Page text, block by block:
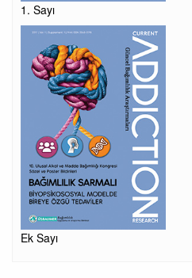
1. Sayı
Ek Sayı